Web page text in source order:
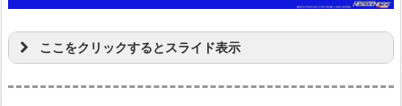
ここをクリックするとスライド表示